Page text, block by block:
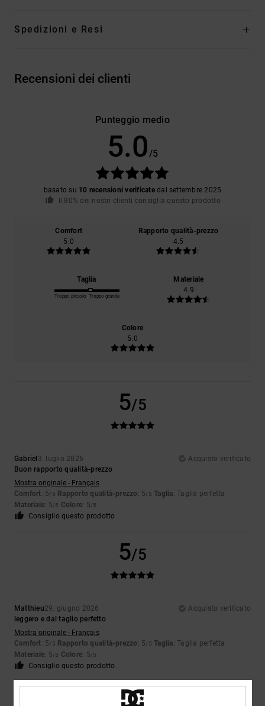
Spedizioni e Resi
Recensioni dei clienti
Punteggio medio
5.0 /5
basato su 10 recensioni verificatedal settembre 2025
Il 80% dei nostri clienti consiglia questo prodotto
Comfort
5.0
Rapporto qualità-prezzo
4.5
Taglia
Troppo piccolo Troppo grande
Materiale
4.9
Colore
5.0
5/5
Gabriel 3. luglio 2026
Acquisto verificato
Buon rapporto qualità-prezzo
Mostra originale - Français
Comfort: 5/5 Rapporto qualità-prezzo : 5/5 Taglia: Taglia perfetta
Materiale: 5/5 Colore: 5/5
Consiglio questo prodotto
5/5
Matthieu29. giugno 2026
Acquisto verificato
leggero e dal taglio perfetto
Mostra originale - Français
Comfort: 5/5 Rapporto qualità-prezzo : 5/5 Taglia: Taglia perfetta
Materiale: 5/5 Colore: 5/5
Consiglio questo prodotto